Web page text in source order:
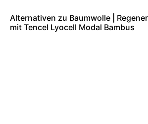
Alternativen zu Baumwolle |
mit Tencel Lyocell Modal Bambus